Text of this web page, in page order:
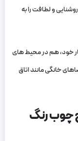
و لطافت را به
خود، هم در محیط ‌های
خانگی مانند اتاق
چوب رنگ